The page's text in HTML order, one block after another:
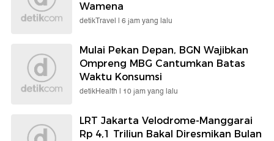
Wamena
detikTravel | 6 jam yang lalu
Mulai Pekan Depan, BGN Wajibkan
Ompreng MBG Cantumkan Batas
Waktu Konsumsi
detikHealth | 10 jam yang lalu
LRT Jakarta Velodrome-Manggarai
Rp 4,1 Triliun Bakal Diresmikan Bulan